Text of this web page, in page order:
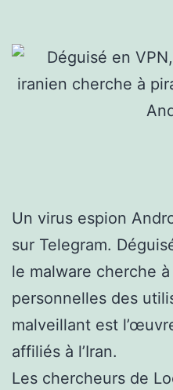
Un virus espion
sur Telegram.
le malware cherche
personnelles des
malveillant est
affiliés à l’Iran.
Les chercheurs de